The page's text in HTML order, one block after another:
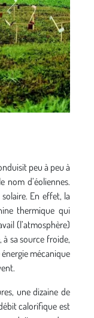
peu à peu à
nom d’éoliennes.
solaire. En effet, la
thermique qui
(l’atmosphère)
à sa source froide,
mécanique
une dizaine de
calorifique est